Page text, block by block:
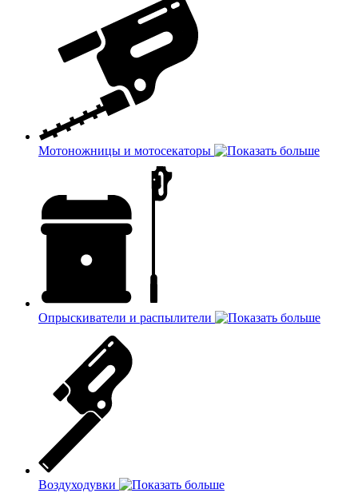
Мотоножницы и мотосекаторы
Опрыскиватели и распылители
Воздуходувки